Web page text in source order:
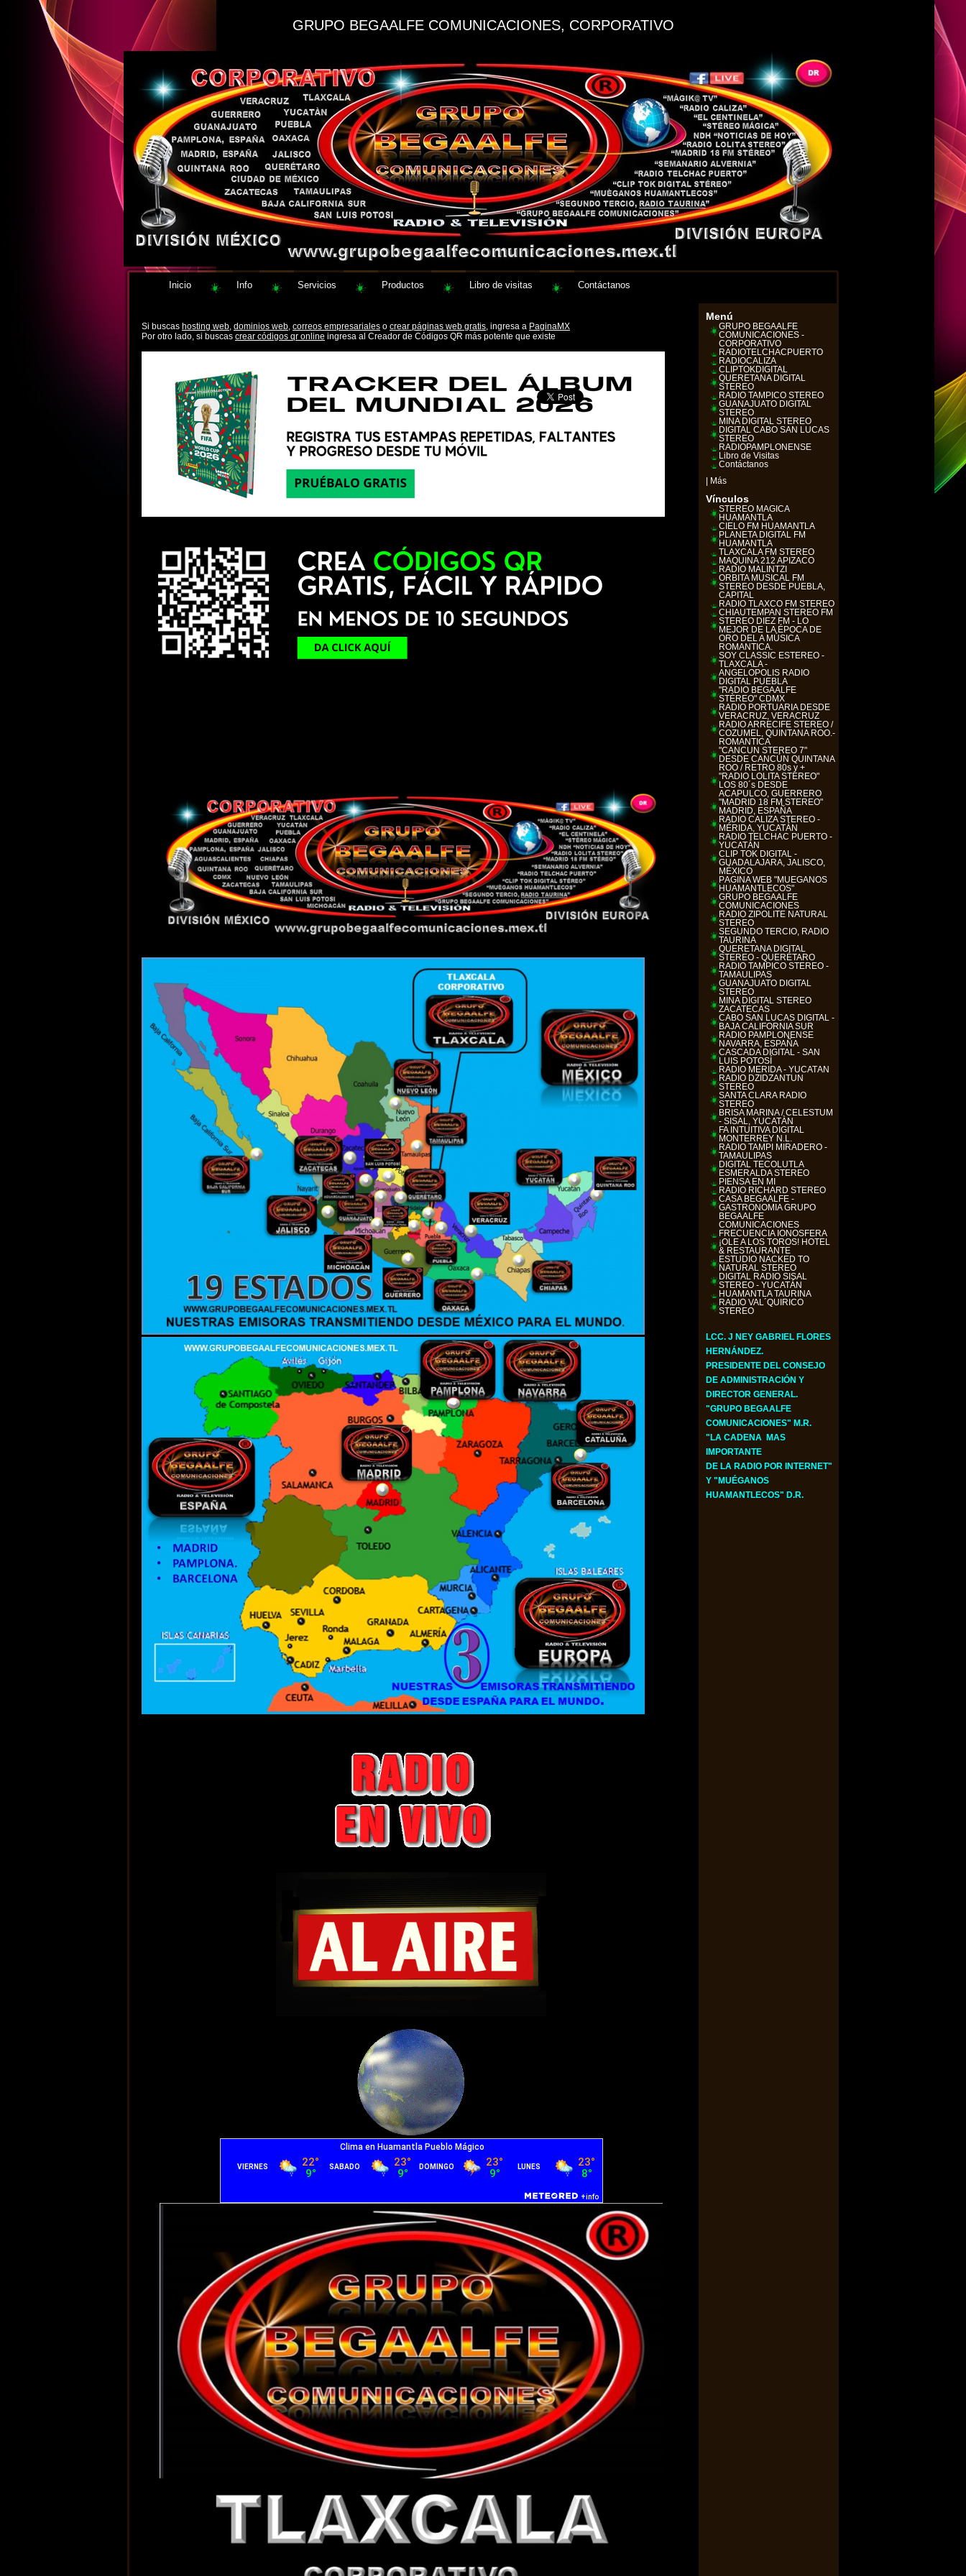
GRUPO BEGAALFE COMUNICACIONES, CORPORATIVO
Inicio Info Servicios Productos Libro de visitas Contáctanos
Si buscas hosting web, dominios web, correos empresariales o crear páginas web gratis, ingresa a PaginaMX
Por otro lado, si buscas crear códigos qr online ingresa al Creador de Códigos QR más potente que existe
Menú
GRUPO BEGAALFE
COMUNICACIONES -
CORPORATIVO
RADIOTELCHACPUERTO
RADIOCALIZA
CLIPTOKDIGITAL
QUERETANA DIGITAL
STEREO
RADIO TAMPICO STÉREO
GUANAJUATO DIGITAL
STEREO
MINA DIGITAL STEREO
DIGITAL CABO SAN LUCAS
STEREO
RADIOPAMPLONENSE
Libro de Visitas
Contáctanos
Más
Vínculos
STEREO MAGICA
HUAMANTLA
CIELO FM HUAMANTLA
PLANETA DIGITAL FM
HUAMANTLA
TLAXCALA FM STEREO
MAQUINA 212 APIZACO
RADIO MALINTZI
ORBITA MUSICAL FM
STEREO DESDE PUEBLA,
CAPITAL
RADIO TLAXCO FM STEREO
CHIAUTEMPAN STÉREO FM
STEREO DIEZ FM - LO
MEJOR DE LA ÉPOCA DE
ORO DEL A MÚSICA
ROMANTICA.
SOY CLASSIC ESTEREO -
TLAXCALA -
ANGELOPOLIS RADIO
DIGITAL PUEBLA
"RADIO BEGAALFE
STÈREO" CDMX
RADIO PORTUARIA DESDE
VERACRUZ, VERACRUZ
RADIO ARRECIFE STÉREO /
COZUMEL, QUINTANA ROO.-
ROMANTICA
"CANCÚN STÉREO 7"
DESDE CANCÚN QUINTANA
ROO / RETRO 80s y +
"RADIO LOLITA STÉREO"
LOS 80´s DESDE
ACAPULCO, GUERRERO
"MADRID 18 FM STÉREO"
MADRID, ESPAÑA
RADIO CALIZA STEREO -
MÉRIDA, YUCATÁN
RADIO TELCHAC PUERTO -
YUCATÁN
CLIP TOK DIGITAL -
GUADALAJARA, JALISCO,
MÉXICO
PÁGINA WEB "MUEGANOS
HUAMANTLECOS"
GRUPO BEGAALFE
COMUNICACIONES
RADIO ZIPOLITE NATURAL
STEREO
SEGUNDO TERCIO, RADIO
TAURINA
QUERETANA DIGITAL
STEREO - QUERÉTARO
RADIO TAMPICO STEREO -
TAMAULIPAS
GUANAJUATO DIGITAL
STEREO
MINA DIGITAL STEREO
ZACATECAS
CABO SAN LUCAS DIGITAL -
BAJA CALIFORNIA SUR
RADIO PAMPLONENSE
NAVARRA, ESPAÑA
CASCADA DIGITAL - SAN
LUIS POTOSÍ
RADIO MERIDA - YUCATÁN
RADIO DZIDZANTUN
STEREO
SANTA CLARA RADIO
STEREO
BRISA MARINA / CELESTUM
- SISAL, YUCATÀN
FA INTUITIVA DIGITAL
MONTERREY N.L.
RADIO TAMPI MIRADERO -
TAMAULIPAS
DIGITAL TECOLUTLA
ESMERALDA STEREO
PIENSA EN MI
RADIO RICHARD STEREO
CASA BEGAALFE -
GASTRONOMIA GRUPO
BEGAALFE
COMUNICACIONES
FRECUENCIA IONOSFERA
¡OLÉ A LOS TOROS! HOTEL
& RESTAURANTE
ESTUDIO NACKED TO
NATURAL STEREO
DIGITAL RADIO SISAL
STEREO - YUCATÁN
HUAMANTLA TAURINA
RADIO VAL´QUIRICO
STEREO
LCC. J NEY GABRIEL FLORES
HERNÁNDEZ.
​PRESIDENTE DEL CONSEJO
DE ADMINISTRACIÓN Y
DIRECTOR GENERAL.
"GRUPO BEGAALFE
COMUNICACIONES" M.R.
"LA CADENA MAS
IMPORTANTE
DE LA RADIO POR INTERNET"
Y "MUÉGANOS
HUAMANTLECOS" D.R.